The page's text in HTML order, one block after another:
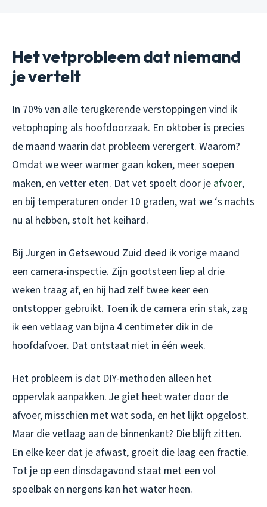
Het vetprobleem dat niemand
je vertelt
In 70% van alle terugkerende verstoppingen vind ik
vetophoping als hoofdoorzaak. En oktober is precies
de maand waarin dat probleem verergert. Waarom?
Omdat we weer warmer gaan koken, meer soepen
maken, en vetter eten. Dat vet spoelt door je afvoer,
en bij temperaturen onder 10 graden, wat we ‘s nachts
nu al hebben, stolt het keihard.
Bij Jurgen in Getsewoud Zuid deed ik vorige maand
een camera-inspectie. Zijn gootsteen liep al drie
weken traag af, en hij had zelf twee keer een
ontstopper gebruikt. Toen ik de camera erin stak, zag
ik een vetlaag van bijna 4 centimeter dik in de
hoofdafvoer. Dat ontstaat niet in één week.
Het probleem is dat DIY-methoden alleen het
oppervlak aanpakken. Je giet heet water door de
afvoer, misschien met wat soda, en het lijkt opgelost.
Maar die vetlaag aan de binnenkant? Die blijft zitten.
En elke keer dat je afwast, groeit die laag een fractie.
Tot je op een dinsdagavond staat met een vol
spoelbak en nergens kan het water heen.